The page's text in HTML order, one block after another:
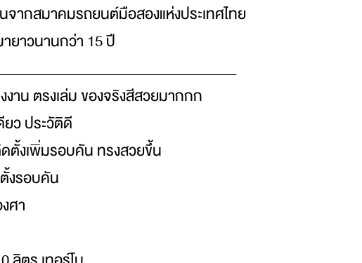
จากสมาคมรถยนต์มือสองแห่งประเทศไทย
ยาวนานกว่า 15 ปี
งาน ตรงเล่ม ของจริงสีสวยมากกก
ยว ประวัติดี
ตั้งเพิ่มรอบคัน ทรงสวยขึ้น
งรอบคัน
ศา